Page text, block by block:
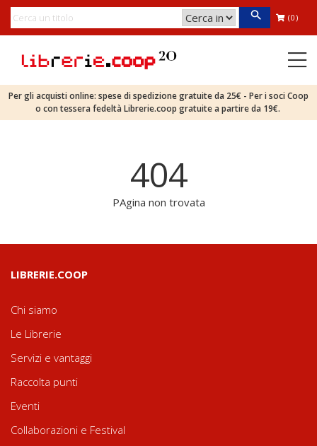
(0)
Per gli acquisti online: spese di spedizione gratuite da 25€ - Per i soci Coop
o con tessera fedeltà Librerie.coop gratuite a partire da 19€.
404
PAgina non trovata
LIBRERIE.COOP
Chi siamo
Le Librerie
Servizi e vantaggi
Raccolta punti
Eventi
Collaborazioni e Festival